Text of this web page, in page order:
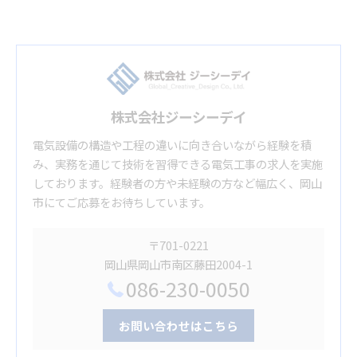
株式会社ジーシーデイ
電気設備の構造や工程の違いに向き合いながら経験を積
み、実務を通じて技術を習得できる電気工事の求人を実施
しております。経験者の方や未経験の方など幅広く、岡山
市にてご応募をお待ちしています。
〒701-0221
岡山県岡山市南区藤田2004-1
086-230-0050
お問い合わせはこちら